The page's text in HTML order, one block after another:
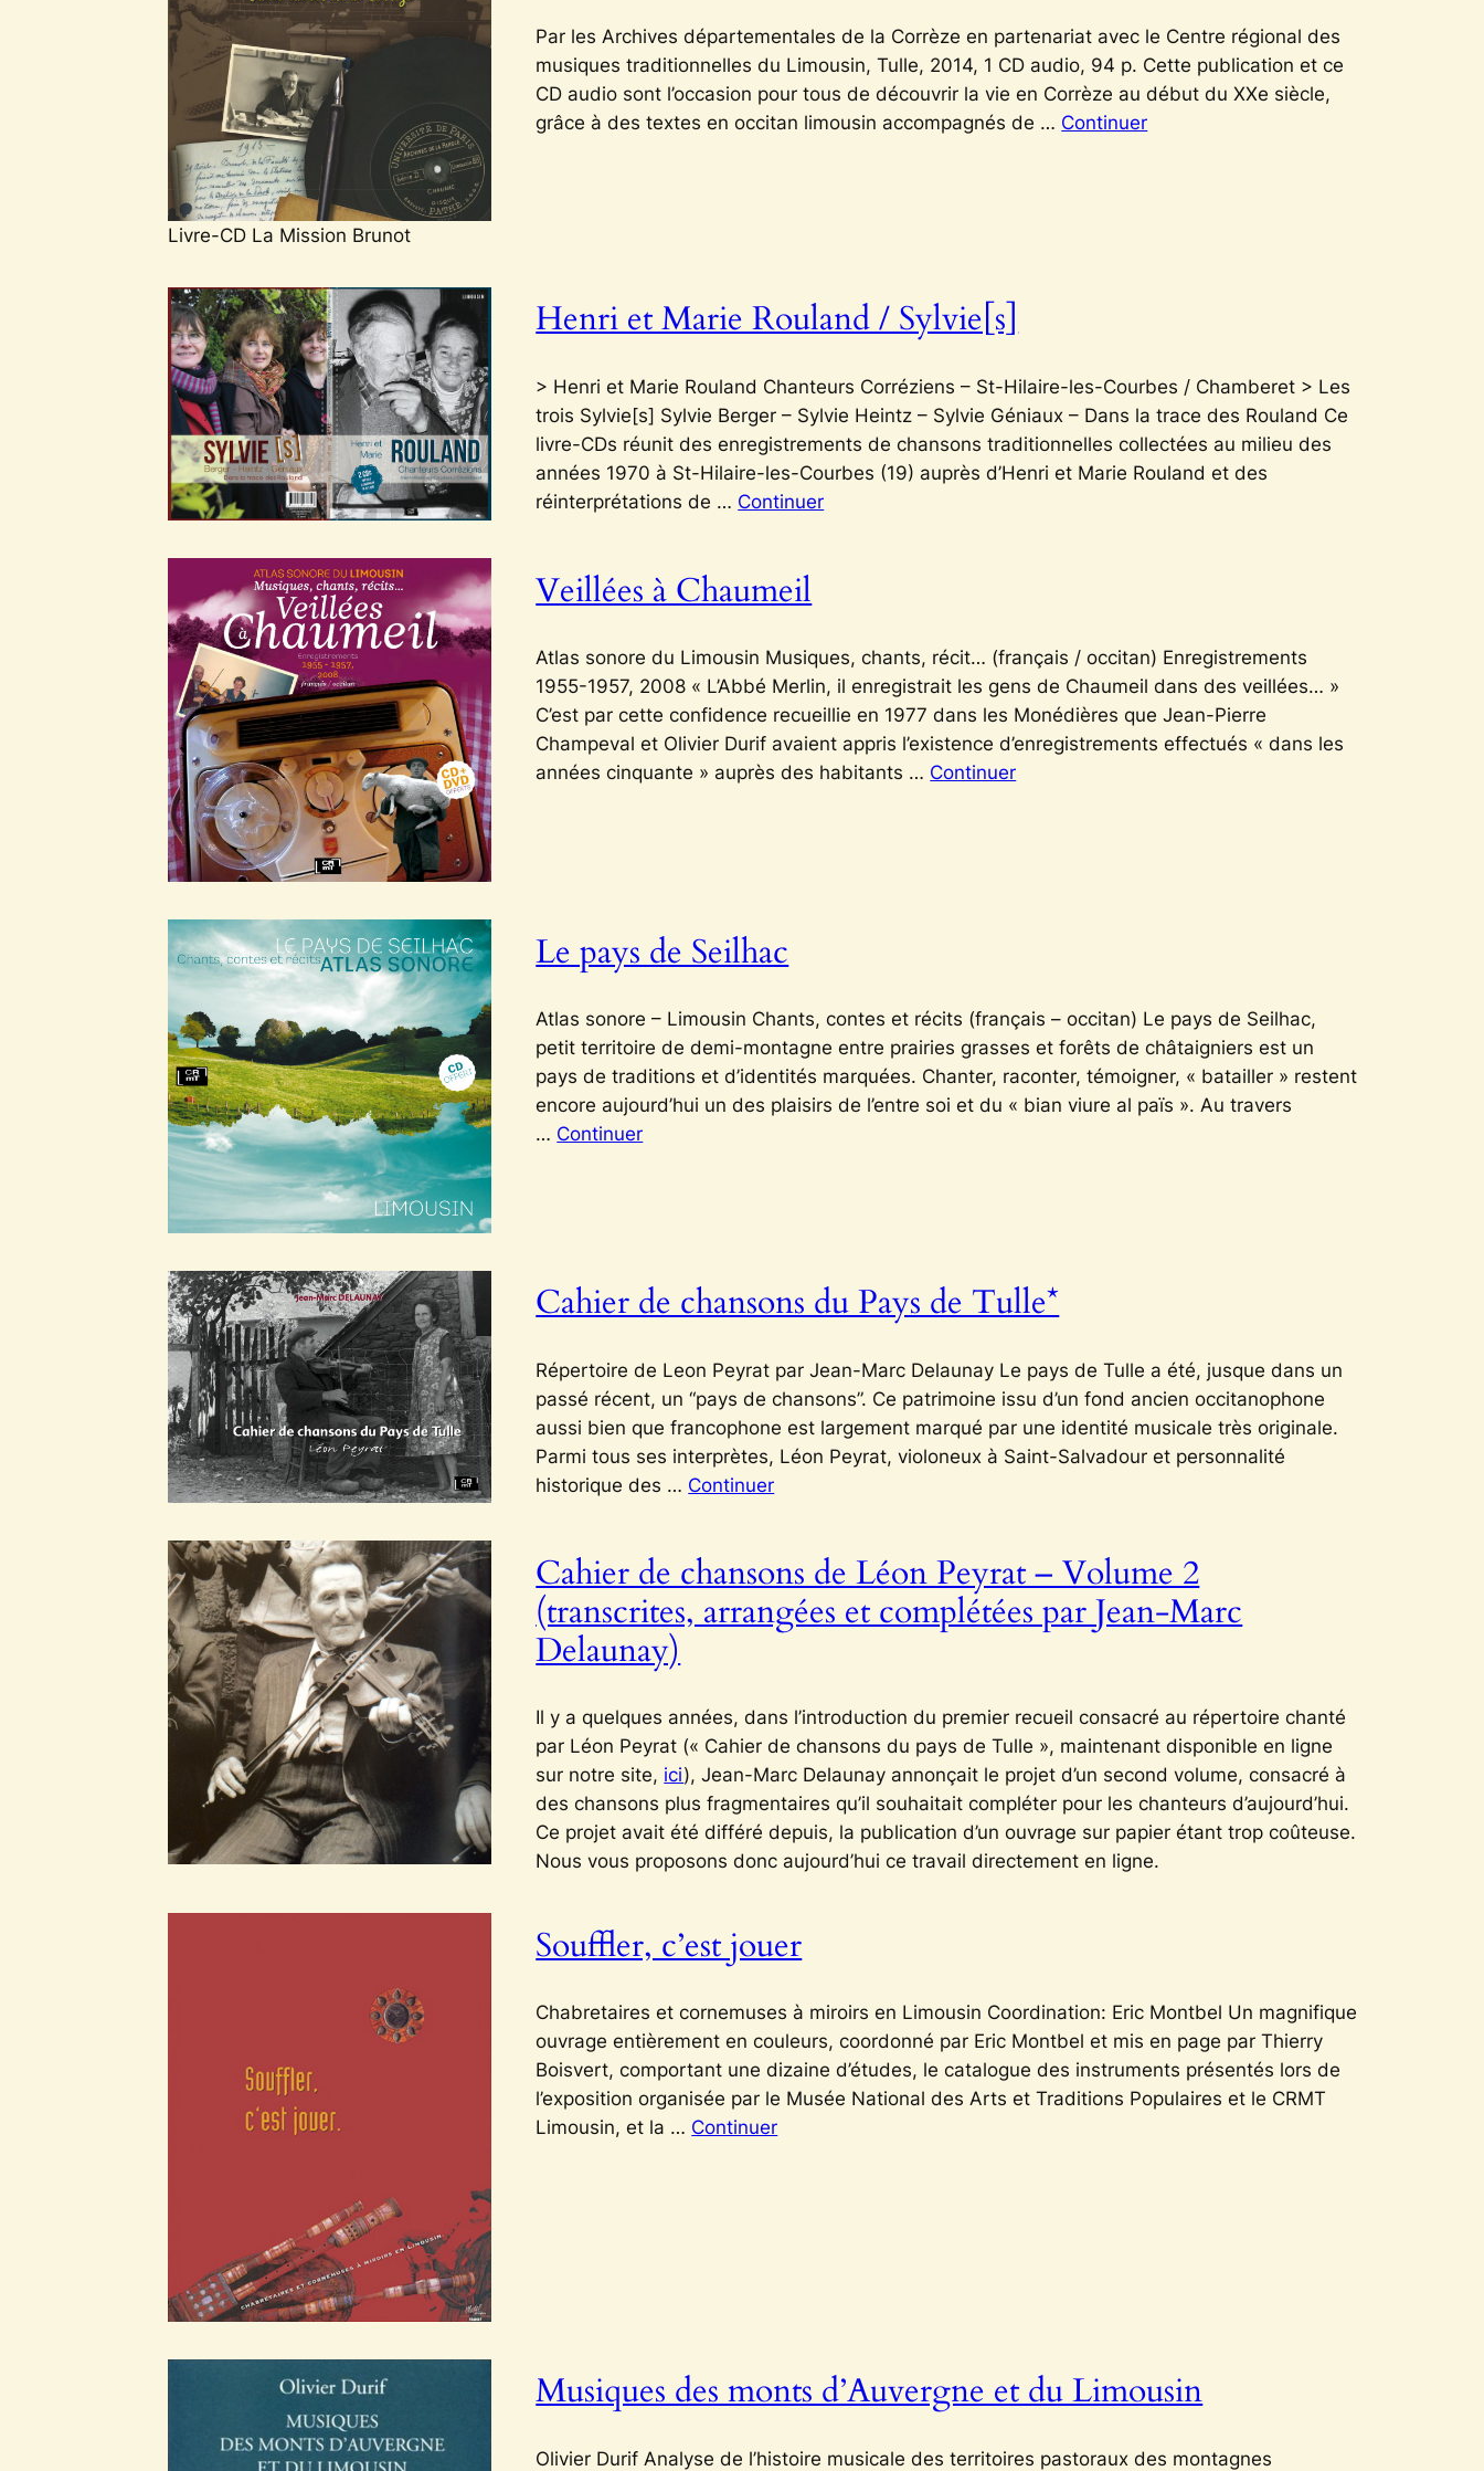
Livre-CD La Mission Brunot
Par les Archives départementales de la Corrèze en partenariat avec le Centre régional des
musiques traditionnelles du Limousin, Tulle, 2014, 1 CD audio, 94 p. Cette publication et ce
CD audio sont l’occasion pour tous de découvrir la vie en Corrèze au début du XXe siècle,
grâce à des textes en occitan limousin accompagnés de … Continuer
Henri et Marie Rouland / Sylvie[s]
> Henri et Marie Rouland Chanteurs Corréziens – St-Hilaire-les-Courbes / Chamberet > Les
trois Sylvie[s] Sylvie Berger – Sylvie Heintz – Sylvie Géniaux – Dans la trace des Rouland Ce
livre-CDs réunit des enregistrements de chansons traditionnelles collectées au milieu des
années 1970 à St-Hilaire-les-Courbes (19) auprès d’Henri et Marie Rouland et des
réinterprétations de … Continuer
Veillées à Chaumeil
Atlas sonore du Limousin Musiques, chants, récit… (français / occitan) Enregistrements
1955-1957, 2008 « L’Abbé Merlin, il enregistrait les gens de Chaumeil dans des veillées… »
C’est par cette confidence recueillie en 1977 dans les Monédières que Jean-Pierre
Champeval et Olivier Durif avaient appris l’existence d’enregistrements effectués « dans les
années cinquante » auprès des habitants … Continuer
Le pays de Seilhac
Atlas sonore – Limousin Chants, contes et récits (français – occitan) Le pays de Seilhac,
petit territoire de demi-montagne entre prairies grasses et forêts de châtaigniers est un
pays de traditions et d’identités marquées. Chanter, raconter, témoigner, « batailler » restent
encore aujourd’hui un des plaisirs de l’entre soi et du « bian viure al païs ». Au travers
… Continuer
Cahier de chansons du Pays de Tulle*
Répertoire de Leon Peyrat par Jean-Marc Delaunay Le pays de Tulle a été, jusque dans un
passé récent, un “pays de chansons”. Ce patrimoine issu d’un fond ancien occitanophone
aussi bien que francophone est largement marqué par une identité musicale très originale.
Parmi tous ses interprètes, Léon Peyrat, violoneux à Saint-Salvadour et personnalité
historique des … Continuer
Cahier de chansons de Léon Peyrat – Volume 2
(transcrites, arrangées et complétées par Jean-Marc
Delaunay)
Il y a quelques années, dans l’introduction du premier recueil consacré au répertoire chanté
par Léon Peyrat (« Cahier de chansons du pays de Tulle », maintenant disponible en ligne
sur notre site, ici), Jean-Marc Delaunay annonçait le projet d’un second volume, consacré à
des chansons plus fragmentaires qu’il souhaitait compléter pour les chanteurs d’aujourd’hui.
Ce projet avait été différé depuis, la publication d’un ouvrage sur papier étant trop coûteuse.
Nous vous proposons donc aujourd’hui ce travail directement en ligne.
Souffler, c’est jouer
Chabretaires et cornemuses à miroirs en Limousin Coordination: Eric Montbel Un magnifique
ouvrage entièrement en couleurs, coordonné par Eric Montbel et mis en page par Thierry
Boisvert, comportant une dizaine d’études, le catalogue des instruments présentés lors de
l’exposition organisée par le Musée National des Arts et Traditions Populaires et le CRMT
Limousin, et la … Continuer
Musiques des monts d’Auvergne et du Limousin
Olivier Durif Analyse de l’histoire musicale des territoires pastoraux des montagnes